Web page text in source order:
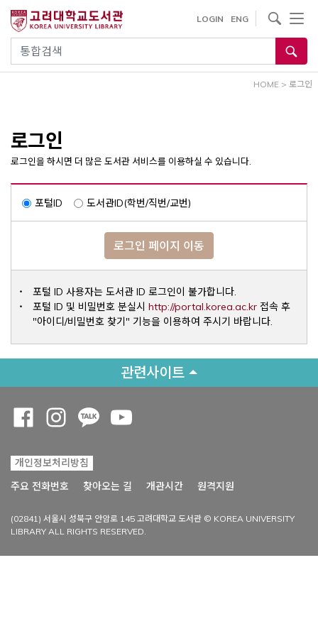
건
통합검색
LOGIN ENG
사이트내 검색
HOME > 로그인
로그인
로그인을 하시면 더 많은 도서관 서비스를 이용하실 수 있습니다.
포털ID 도서관ID(학번/직번/교번)
로그인 페이지 이동
포털 ID 사용자는 도서관 ID 로그인이 불가합니다.
포털 ID 및 비밀번호 분실시 http://portal.korea.ac.krOpens a
접속 후
"아이디/비밀번호 찾기" 기능을 이용하여 주시기 바랍니다.
관련사이트
개인정보처리방침
주요 전화번호
찾아오는 길 개관시간 원격지원
(02841) 서울시 성북구 안암로 145 고려대학교 도서관 © KOREA UNIVERSITY
LIBRARY ALL RIGHTS RESERVED.
Opens a new window
Opens a new window
Opens a new window